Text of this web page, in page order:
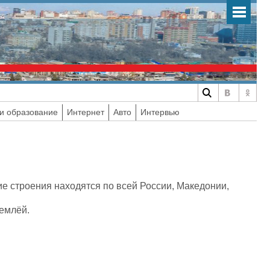
образование Интернет Авто Интервью
строения находятся по всей России, Македонии,